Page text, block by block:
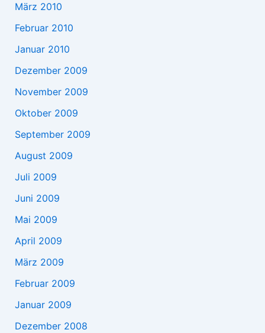
März 2010
Februar 2010
Januar 2010
Dezember 2009
November 2009
Oktober 2009
September 2009
August 2009
Juli 2009
Juni 2009
Mai 2009
April 2009
März 2009
Februar 2009
Januar 2009
Dezember 2008